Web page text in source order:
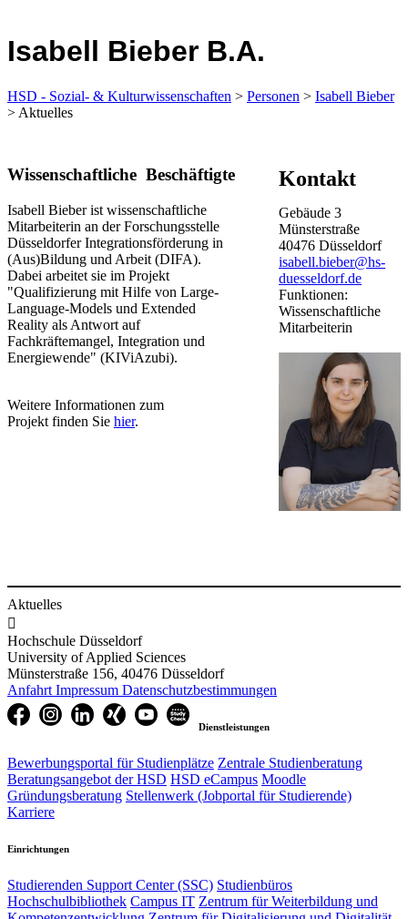
Isabell Bieber B.A.
HSD - Sozial- & Kulturwissenschaften > Personen > Isabell Bieber
> Aktuelles
​​​​​​​​​​​​Wissenschaftliche Beschäftigte
Isabell Bieber ist wissenschaftliche
Mitarbeiterin an der Forschungsstelle
Düsseldorfer Integrationsförderung​ in
(Aus)Bildung und Arbeit (DIFA).
Dabei arbeitet sie im Projekt
"Qualifizierung mit Hilfe von Large-
Language-Models und Extended
Reality als Antwort auf
Fachkräftemangel, Integration und
Energiewende" (KIViAzubi).
​Weitere Informationen zum
Projekt finden Sie hier.​​
Kontakt
Gebäude3
Münsterstraße
40476Düsseldorf
isabell.bieber@hs-
duesseldorf.de
Funktionen:
Wissenschaftliche
Mitarbeiterin
Aktuelles

Hochschule Düsseldorf
University of Applied Sciences
Münsterstraße 156, 40476 Düsseldorf
Anfahrt Impressum Datenschutzbestimmungen
Dienstleistungen
Bewerbungsportal für Studienplätze Zentrale Studienberatung
Beratungsangebot der HSD HSD eCampus Moodle
Gründungsberatung Stellenwerk (Jobportal für Studierende)
Karriere
Einrichtungen
Studierenden Support Center (SSC) Studienbüros
Hochschulbibliothek Campus IT Zentrum für Weiterbildung und